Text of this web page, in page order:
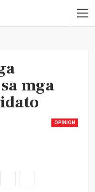
mga
OPINION